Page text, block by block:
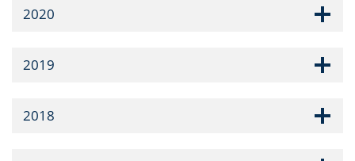
2020
2019
2018